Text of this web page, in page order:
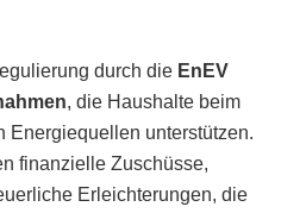
durch die EnEV
, die Haushalte beim
Energiequellen unterstützen.
finanzielle Zuschüsse,
Erleichterungen, die